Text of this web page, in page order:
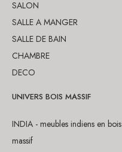
SALON
SALLE A MANGER
SALLE DE BAIN
CHAMBRE
DECO
UNIVERS BOIS MASSIF
INDIA - meubles indiens en bois
massif